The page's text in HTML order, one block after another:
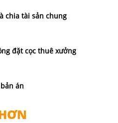
chia tài sản chung
đặt cọc thuê xưởng
án